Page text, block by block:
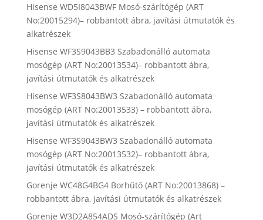
Hisense WD5I8043BWF Mosó-szárítógép (ART
No:20015294)– robbantott ábra, javítási útmutatók és
alkatrészek
Hisense WF3S9043BB3 Szabadonálló automata
mosógép (ART No:20013534)– robbantott ábra,
javítási útmutatók és alkatrészek
Hisense WF3S8043BW3 Szabadonálló automata
mosógép (ART No:20013533) – robbantott ábra,
javítási útmutatók és alkatrészek
Hisense WF3S9043BW3 Szabadonálló automata
mosógép (ART No:20013532)– robbantott ábra,
javítási útmutatók és alkatrészek
Gorenje WC48G4BG4 Borhűtő (ART No:20013868) –
robbantott ábra, javítási útmutatók és alkatrészek
Gorenje W3D2A854ADS Mosó-szárítógép (Art